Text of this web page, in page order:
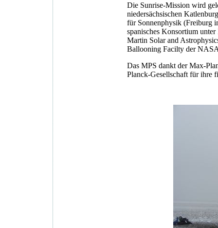
Die Sunrise-Mission wird
niedersächsischen
für Sonnenphysik (Freiburg
spanisches Konsortium
Martin Solar and
Ballooning Facilty der
Das MPS dankt der Max-
Planck-Gesellschaft für ihre